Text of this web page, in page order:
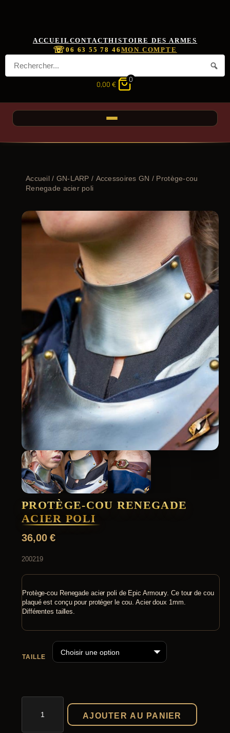
ACCUEIL CONTACTHISTOIRE DES ARMES
☏06 63 55 78 46 MON COMPTE
0,00 €
0
Accueil/ GN-LARP / Accessoires GN / Protège-cou
Renegade acier poli
PROTÈGE-COU RENEGADE
ACIER POLI
36,00€
200219
Protège-cou Renegade acier poli de Epic Armoury. Ce tour de cou
plaqué est conçu pour protéger le cou. Acier doux 1mm.
Différentes tailles.
TAILLE
quantité
Protège-
AJOUTER AU PANIER